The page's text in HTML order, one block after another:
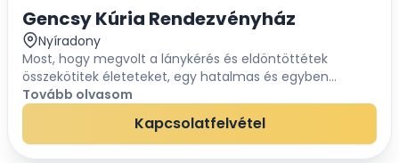
Gencsy Kúria Rendezvényház
Nyíradony
Most, hogy megvolt a lánykérés és eldöntöttétek
összekötitek életeteket, egy hatalmas és egyben
izgalmas kaland veszi kezdetét! Gyertek el és nézzetek
szét nálunk, a tapasztalatok alapján innen már...
Tovább olvasom
Kapcsolatfelvétel